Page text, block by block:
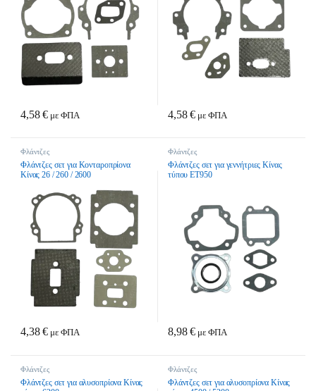
4,58€ με ΦΠΑ 4,58€ με ΦΠΑ
Φλάντζες
Φλάντζες σετ για Κονταροπρίονα
Κίνας 26 / 260 / 2600
4,38€ με ΦΠΑ
Φλάντζες
Φλάντζες σετ για γεννήτριες Κίνας
τύπου ET950
8,98€ με ΦΠΑ
Φλάντζες
Φλάντζες σετ για αλυσοπρίονα Κίνας
Φλάντζες
Φλάντζες σετ για αλυσοπρίονα Κίνας